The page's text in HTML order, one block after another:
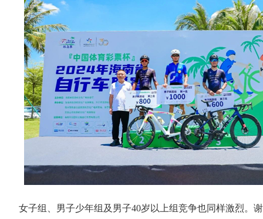
女子组、男子少年组及男子40岁以上组竞争也同样激烈。